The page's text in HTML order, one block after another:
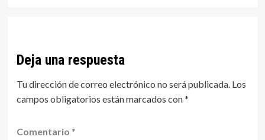
Deja una respuesta
Tu dirección de correo electrónico no será publicada. Los
campos obligatorios están marcados con*
Comentario *